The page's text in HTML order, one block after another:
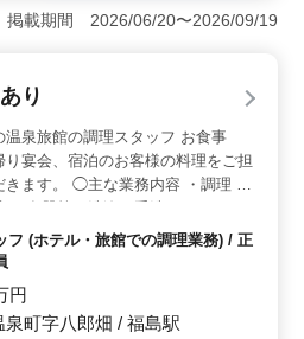
整っています。シニア世代も活
して勤務できる職場です。残
、プライベートも大切にしな
厚生と待遇＞ 年収200万円〜
与も支給されます。通勤手当も
能なため、通勤が便利です。
安心して働ける条件が整って
経験と資格＞ 経験は診療報
、年数は不問です。学歴や資格
ので、経験者なら誰でも応募
を活かして新しい職場で活躍
です。
掲載期間 2026/06/20〜2026/09/19
り
温泉旅館の調理スタッフ お食事
り宴会、宿泊のお客様の料理をご担
きます。 ◯主な業務内容 ・調理 ・
※寮・社宅あり 料理ジャンルは
までの調理経験を活かせます。 今
フ (ホテル・旅館での調理業務) / 正
円
町字八郎畑 / 福島駅